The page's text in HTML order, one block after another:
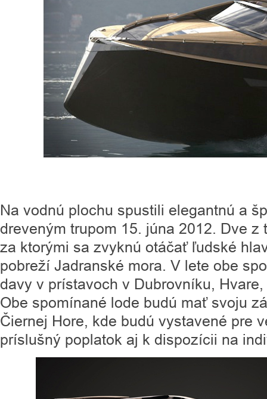
Na vodnú plochu spustili elegantnú a
dreveným trupom 15. júna 2012. Dve
za ktorými sa zvyknú otáčať ľudské
pobreží Jadranské mora. V lete obe
davy v prístavoch v Dubrovníku,
Obe spomínané lode budú mať svoju
Čiernej Hore, kde budú vystavené pre
príslušný poplatok aj k dispozícii na